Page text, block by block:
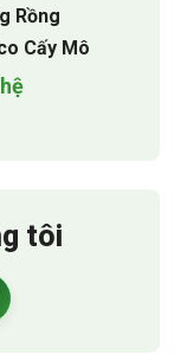
Rồng
Cấy Mô
tôi